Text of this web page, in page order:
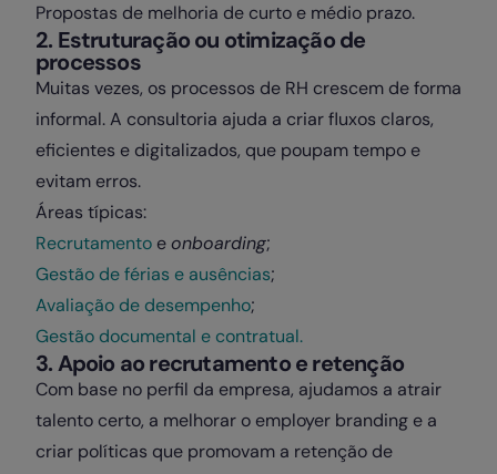
Propostas de melhoria de curto e médio prazo.
2. Estruturação ou otimização de
processos
Muitas vezes, os processos de RH crescem de forma
informal. A consultoria ajuda a criar fluxos claros,
eficientes e digitalizados, que poupam tempo e
evitam erros.
Áreas típicas:
Recrutamento eonboarding;
Gestão de férias e ausências;
Avaliação de desempenho;
Gestão documental e contratual.
3. Apoio ao recrutamento e retenção
Com base no perfil da empresa, ajudamos a atrair
talento certo, a melhorar o employer branding e a
criar políticas que promovam a retenção de